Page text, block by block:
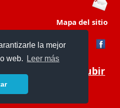
la mejor
web.
Leer más
Mapa del sitio
Subir